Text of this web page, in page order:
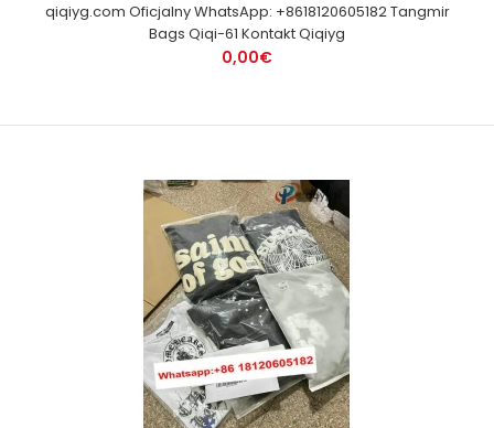
qiqiyg.com Oficjalny WhatsApp: +8618120605182 Tangmir
Bags Qiqi-61 Kontakt Qiqiyg
0,00€